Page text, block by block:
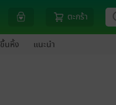
ตะกร้า
นหิ้ง แนะนำ